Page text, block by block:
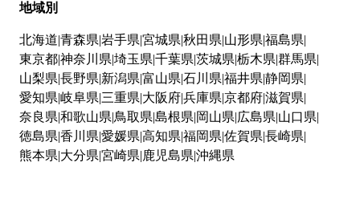
地域別
北海道 青森県 岩手県 宮城県 秋田県 山形県 福島県
東京都神奈川県 埼玉県 千葉県 茨城県 栃木県 群馬県
山梨県 長野県 新潟県 富山県 石川県 福井県 静岡県
愛知県 岐阜県 三重県 大阪府兵庫県 京都府滋賀県
奈良県 和歌山県 鳥取県 島根県 岡山県 広島県 山口県
徳島県 香川県 愛媛県 高知県 福岡県 佐賀県 長崎県
熊本県 大分県 宮崎県 鹿児島県 沖縄県